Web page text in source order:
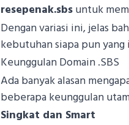
resepenak.sbsuntuk
Dengan variasi ini, jelas
kebutuhan siapa pun
Keunggulan Domain .SBS
Ada banyak alasan
beberapa keunggulan
Singkat dan Smart